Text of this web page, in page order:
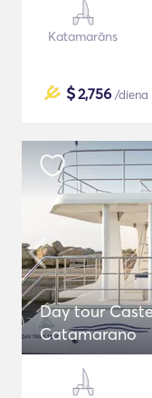
Katamarāns
$2,756 /diena
Day tour
Catamarano